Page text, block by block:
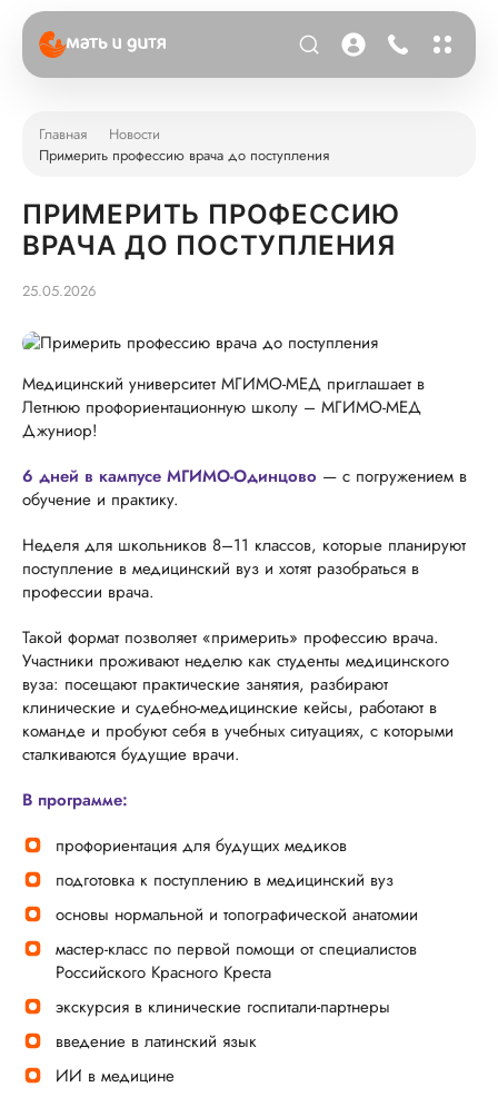
Главная
Новости
Примерить профессию врача до поступления
ПРИМЕРИТЬ ПРОФЕССИЮ
ВРАЧА ДО ПОСТУПЛЕНИЯ
25.05.2026
Медицинский университет МГИМО-МЕД приглашает в
Летнюю профориентационную школу – МГИМО-МЕД
Джуниор!
6 дней в кампусе МГИМО-Одинцово — с погружением в
обучение и практику.
Неделя для школьников 8–11 классов, которые планируют
поступление в медицинский вуз и хотят разобраться в
профессии врача.
Такой формат позволяет «примерить» профессию врача.
Участники проживают неделю как студенты медицинского
вуза: посещают практические занятия, разбирают
клинические и судебно-медицинские кейсы, работают в
команде и пробуют себя в учебных ситуациях, с которыми
сталкиваются будущие врачи.
В программе:
профориентация для будущих медиков
подготовка к поступлению в медицинский вуз
основы нормальной и топографической анатомии
мастер-класс по первой помощи от специалистов
Российского Красного Креста
экскурсия в клинические госпитали-партнеры
введение в латинский язык
ИИ в медицине